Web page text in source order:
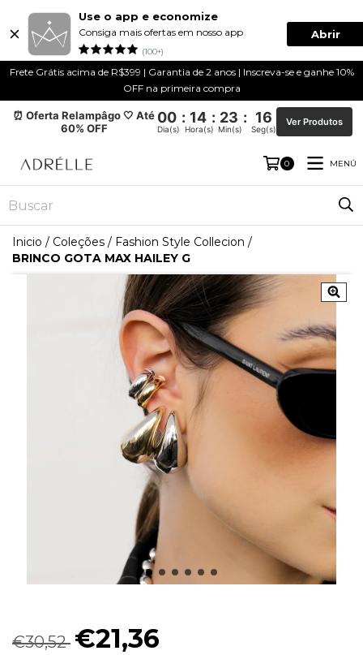
Use o app e economize
Consiga mais ofertas em nosso app
(100+)
Abrir
Frete Grátis acima de R$399 | Garantia de 2 anos | Inscreva-se e ganhe 10%
OFF na primeira compra
⏰ Oferta Relampâgo 🤍 Até
60% OFF
00 : 14 : 23 : 16
Dia(s) Hora(s) Min(s) Seg(s)
Ver Produtos
0 MENÚ
Inicio / Coleções / Fashion Style Collecion /
BRINCO GOTA MAX HAILEY G
€30,52 €21,36